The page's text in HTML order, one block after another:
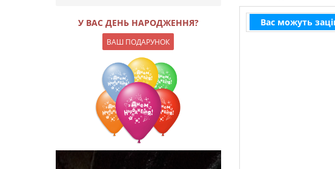
У ВАС ДЕНЬ НАРОДЖЕННЯ?
ВАШ ПОДАРУНОК
Вас можуть